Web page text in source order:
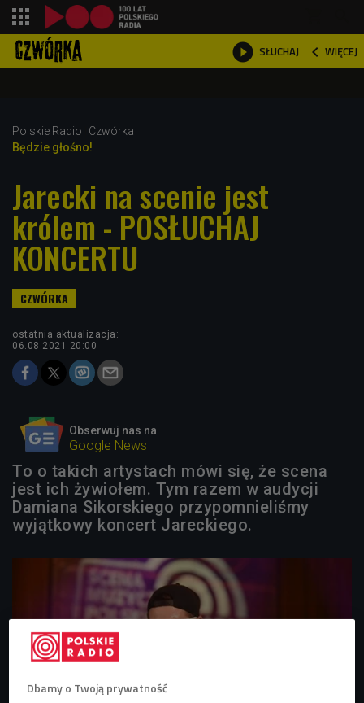
 SŁUCHAJ  WIĘCEJ

Polskie Radio
Czwórka
Będzie głośno!
Jarecki na scenie jest
królem - POSŁUCHAJ
KONCERTU
ostatnia aktualizacja:
06.08.2021 20:00
Obserwuj nas na
Google News
To o takich artystach mówi się, że scena
jest ich żywiołem. Tym razem w audycji
Damiana Sikorskiego przypomnieliśmy
wyjątkowy koncert Jareckiego.
Dbamy o Twoją prywatność